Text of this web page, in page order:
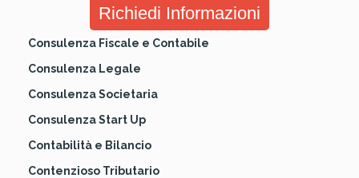
Richiedi Informazioni
Consulenza Fiscale e Contabile
Consulenza Legale
Consulenza Societaria
Consulenza Start Up
Contabilità e Bilancio
Contenzioso Tributario